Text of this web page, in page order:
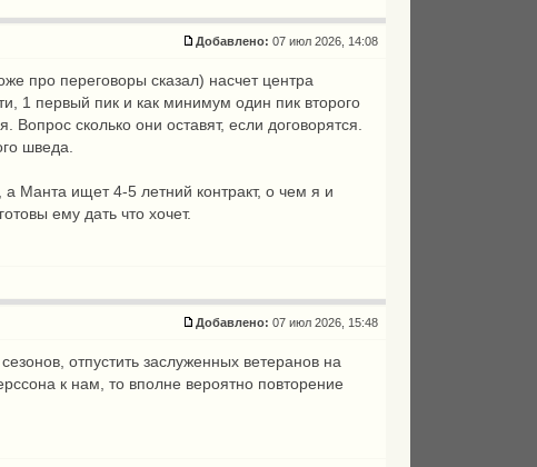
Добавлено: 07 июл 2026, 14:08
про переговоры сказал) насчет центра
1 первый пик и как минимум один пик второго
сколько они оставят, если договорятся.
шведа.
Манта ищет 4-5 летний контракт, о чем я и
ему дать что хочет.
Добавлено: 07 июл 2026, 15:48
отпустить заслуженных ветеранов на
к нам, то вполне вероятно повторение